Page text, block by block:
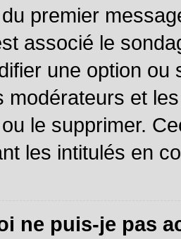
premier
associé le
une option ou
modérateurs et
le supprimer.
les intitulés en
ne puis-je pas